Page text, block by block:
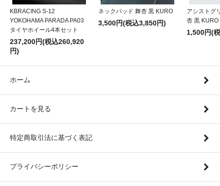
KBRACING S-12
YOKOHAMA PARADA PA03
タイヤホイール4本セット
237,200円(税込260,920
円)
ネックパッド 舞杏 黒 KURO
3,500円(税込3,850円)
アシストグ
杏 黒 KURO
1,500円(
ホーム
カートを見る
特定商取引法に基づく表記
プライバシーポリシー